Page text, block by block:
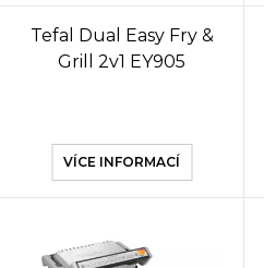
Tefal Dual Easy Fry &
Grill 2v1 EY905
VÍCE INFORMACÍ